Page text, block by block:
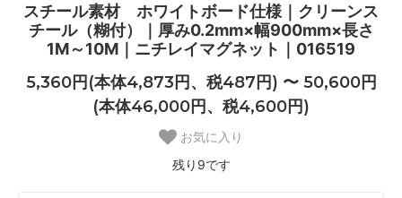
スチール素材 ホワイトボード仕様｜クリーンス
チール（糊付）｜厚み0.2mm×幅900mm×長さ
1M～10M｜ニチレイマグネット｜016519
5,360円(本体4,873円、税487円) 〜 50,600円
(本体46,000円、税4,600円)
お気に入り
残り9です